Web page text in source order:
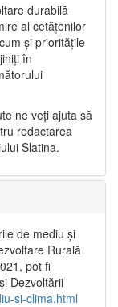
durabilă
al cetățenilor
și prioritățile
în
ne veți ajuta să
redactarea
Slatina.
de mediu și
Rurală
pot fi
Dezvoltării
si-clima.html